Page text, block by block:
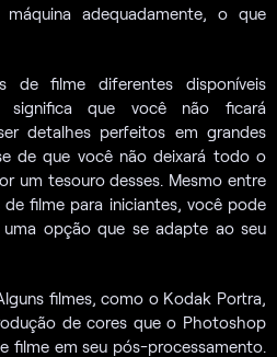
adequadamente, o que
de filme diferentes disponíveis
significa que você não ficará
detalhes perfeitos em grandes
de que você não deixará todo o
um tesouro desses. Mesmo entre
filme para iniciantes, você pode
opção que se adapte ao seu
filmes, como o Kodak Portra,
de cores que o Photoshop
filme em seu pós-processamento.